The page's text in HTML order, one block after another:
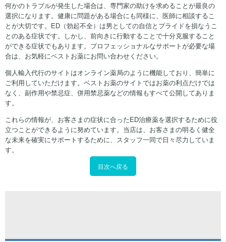
何かのトラブルが発生した場合は、専門家の助けを求めることが最良の
選択になります。健康に問題がある場合にも同様に、医師に相談するこ
とが大切です。ED（勃起不全）は男としての自信とプライドを損なうこ
とのある症状です。しかし、前向きに行動することで十分克服すること
ができる症状でもあります。プロフェッショナルなサポートが必要な場
合は、お気軽にベストお薬にお問い合わせください。
個人輸入代行のサイトはオンライン薬局のように機能しており、簡単に
ご利用していただけます。ベストお薬のサイトではお薬の利点だけでは
なく、副作用や禁忌症、併用禁忌薬などの情報もすべて公開してありま
す。
これらの情報が、お客さまの症状に合ったED治療薬を選択するために役
立つことができるように努めています。当店は、お客さまの明るく健全
な未来を確実にサポートするために、スタッフ一同で日々尽力していま
す。
目次へ戻る